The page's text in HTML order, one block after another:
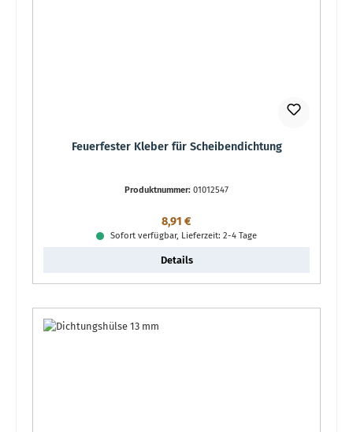
Feuerfester Kleber für Scheibendichtung
Produktnummer: 01012547
Regulärer Preis:
8,91 €
Sofort verfügbar, Lieferzeit: 2-4 Tage
Details